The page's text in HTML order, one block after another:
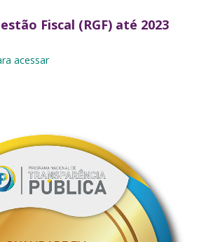
Fiscal (RGF) até 2023
acessar